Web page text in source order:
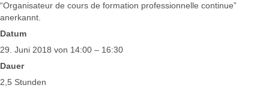
“Organisateur de cours de formation professionnelle continue”
anerkannt.
Datum
29. Juni 2018 von 14:00 – 16:30
Dauer
2,5 Stunden